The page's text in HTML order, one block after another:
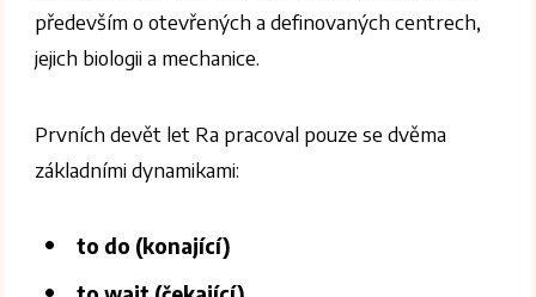
především o otevřených a definovaných centrech,
jejich biologii a mechanice.
Prvních devět let Ra pracoval pouze se dvěma
základními dynamikami:
to do (konající)